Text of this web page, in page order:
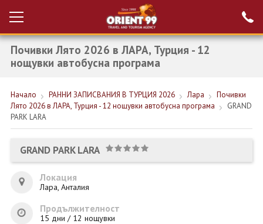
Вход за агенти
Проверка на
резервация
НОВА ГОДИНА ТУРЦИЯ
НОВА ГОДИНА
ПОЧИВКИ
КРУИЗИ
ЕКЗОТИКА
Почивки Лято 2026 в ЛАРА, Турция - 12
нощувки автобусна програма
Начало РАННИ ЗАПИСВАНИЯ В ТУРЦИЯ 2026 Лара
Почивки
Лято 2026 в ЛАРА, Турция - 12 нощувки автобусна програма
GRAND
PARK LARA
GRAND PARK LARA
Локация
Лара, Анталия
Продължителност
15 дни / 12 нощувки